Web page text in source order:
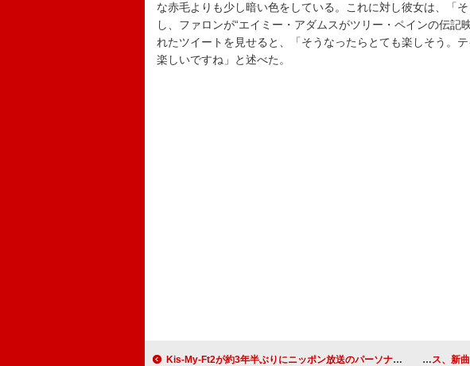
な赤毛よりも少し暗い色をしている。これに対し彼女は、「
し、ファロンが“エイミー・アダムスがツリー・ペインの伝記
れたツイートを見せると、「そうなったらとても楽しそう。
楽しいですね」と述べた。
Kis-My-Ft2が約3年半ぶりにニッポン放送のパーソナリティを担当 松原みき未発